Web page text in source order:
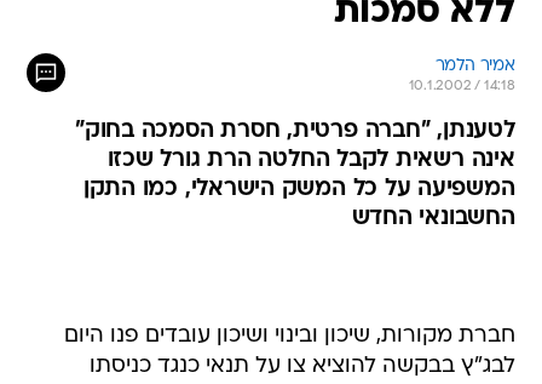
ללא סמכות
אמיר הלמר
10.1.2002 / 14:18
לטענתן, "חברה פרטית, חסרת הסמכה בחוק"
אינה רשאית לקבל החלטה הרת גורל שכזו
המשפיעה על כל המשק הישראלי, כמו התקן
החשבונאי החדש
חברת מקורות, שיכון ובינוי ושיכון עובדים פנו היום
לבג"ץ בבקשה להוציא צו על תנאי כנגד כניסתו